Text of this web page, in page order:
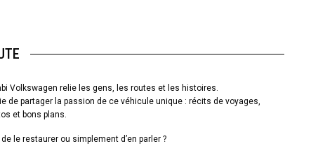
Volkswagen relie les gens, les routes et les histoires.
de partager la passion de ce véhicule unique : récits de voyages,
et bons plans.
le restaurer ou simplement d’en parler ?